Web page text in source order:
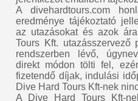
A divehardtours.com
eredménye tájékoztató
az utazásokat és azok
Tours Kft. utazásszervező
rendszerben lévő,
direkt módon tölti fel,
fizetendő díjak, indulási
Dive Hard Tours Kft-nek
A Dive Hard Tours Kft-